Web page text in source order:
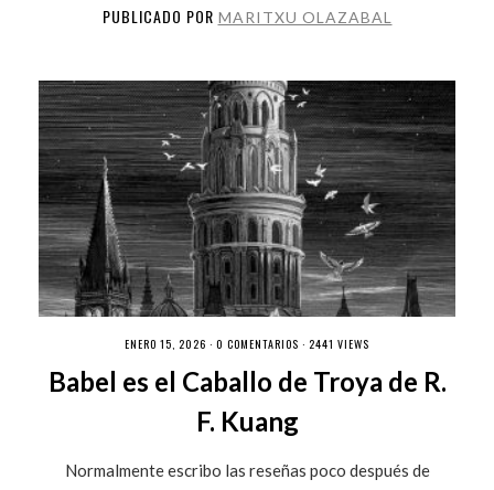
PUBLICADO POR MARITXU OLAZABAL
ENERO 15, 2026 · 0 COMENTARIOS · 2441 VIEWS
Babel es el Caballo de Troya de R.
F. Kuang
Normalmente escribo las reseñas poco después de